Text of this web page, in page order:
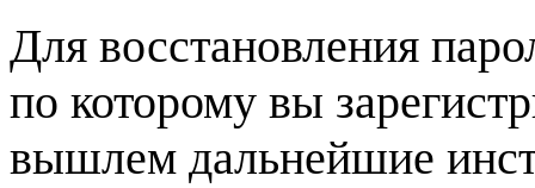
Для восстановления
по которому вы
вышлем дальнейшие